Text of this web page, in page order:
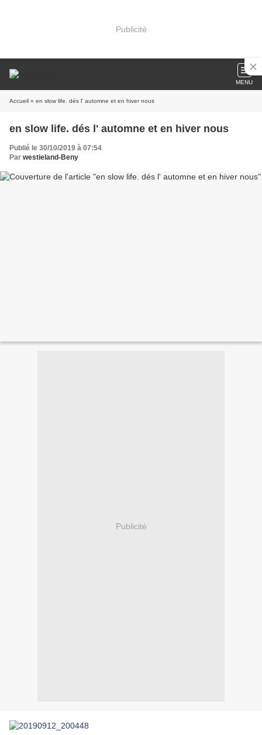
Publicité
MENU
Accueil » en slow life. dés l' automne et en hiver nous
en slow life. dés l' automne et en hiver nous
Publié le 30/10/2019 à 07:54
Par westieland-Beny
Publicité